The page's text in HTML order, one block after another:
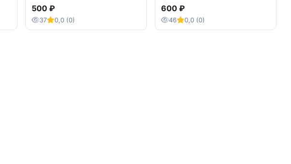
500 ₽
37 0,0 (0)
600 ₽
46 0,0 (0)